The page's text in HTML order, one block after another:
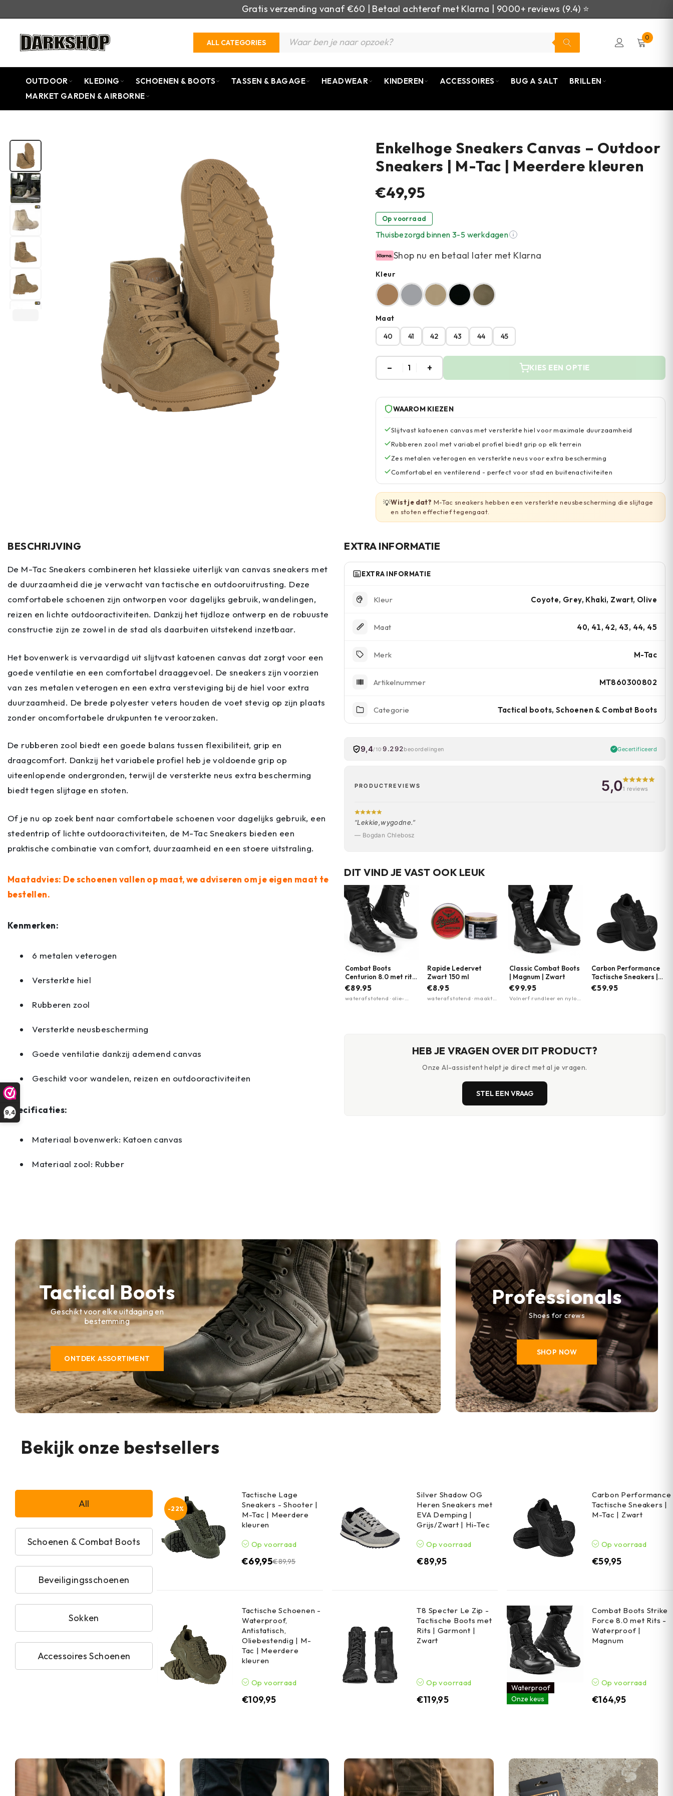
9,4
Gratis verzending vanaf €60 | Betaal achteraf met Klarna | 9000+ reviews (9.4) ⭐
ALL CATEGORIES
0
OUTDOOR KLEDING SCHOENEN & BOOTS TASSEN & BAGAGE HEADWEAR KINDEREN ACCESSOIRES BUG A SALT
BRILLEN
MARKET GARDEN & AIRBORNE
Enkelhoge Sneakers Canvas – Outdoor
Sneakers | M-Tac | Meerdere kleuren
€49,95
Op voorraad
Thuisbezorgd binnen 3-5 werkdagen
Shop nu en betaal later met Klarna
Kleur
Maat
40
41 42 43 44 45
– 1 + KIES EEN OPTIE
WAAROM KIEZEN
Slijtvast katoenen canvas met versterkte hiel voor maximale duurzaamheid
Rubberen zool met variabel profiel biedt grip op elk terrein
Zes metalen veterogen en versterkte neus voor extra bescherming
Comfortabel en ventilerend - perfect voor stad en buitenactiviteiten
💡Wist je dat? M-Tac sneakers hebben een versterkte neusbescherming die slijtage
en stoten effectief tegengaat.
BESCHRIJVING
De M-Tac Sneakers combineren het klassieke uiterlijk van canvas sneakers met
de duurzaamheid die je verwacht van tactische en outdooruitrusting. Deze
comfortabele schoenen zijn ontworpen voor dagelijks gebruik, wandelingen,
reizen en lichte outdooractiviteiten. Dankzij het tijdloze ontwerp en de robuuste
constructie zijn ze zowel in de stad als daarbuiten uitstekend inzetbaar.
Het bovenwerk is vervaardigd uit slijtvast katoenen canvas dat zorgt voor een
goede ventilatie en een comfortabel draaggevoel. De sneakers zijn voorzien
van zes metalen veterogen en een extra versteviging bij de hiel voor extra
duurzaamheid. De brede polyester veters houden de voet stevig op zijn plaats
zonder oncomfortabele drukpunten te veroorzaken.
De rubberen zool biedt een goede balans tussen flexibiliteit, grip en
draagcomfort. Dankzij het variabele profiel heb je voldoende grip op
uiteenlopende ondergronden, terwijl de versterkte neus extra bescherming
biedt tegen slijtage en stoten.
Of je nu op zoek bent naar comfortabele schoenen voor dagelijks gebruik, een
stedentrip of lichte outdooractiviteiten, de M-Tac Sneakers bieden een
praktische combinatie van comfort, duurzaamheid en een stoere uitstraling.
Maatadvies: De schoenen vallen op maat, we adviseren om je eigen maat te
bestellen.
Kenmerken:
6 metalen veterogen
Versterkte hiel
Rubberen zool
Versterkte neusbescherming
Goede ventilatie dankzij ademend canvas
Geschikt voor wandelen, reizen en outdooractiviteiten
Specificaties:
Materiaal bovenwerk: Katoen canvas
Materiaal zool: Rubber
EXTRA INFORMATIE
EXTRA INFORMATIE
Kleur Coyote, Grey, Khaki, Zwart, Olive
Maat 40, 41, 42, 43, 44, 45
Merk M-Tac
Artikelnummer MT860300802
Categorie Tactical boots, Schoenen & Combat Boots
9,4/10 9.292beoordelingen Gecertificeerd
PRODUCTREVIEWS 5,01 reviews
“Lekkie,wygodne.”
— Bogdan Chlebosz
DIT VIND JE VAST OOK LEUK
Combat Boots
Centurion 8.0 met rits
- Waterafstotend &
Magnum
€89.95
waterafstotend · olie-
Rapide Ledervet
Zwart 150 ml
€8.95
waterafstotend · maakt
Classic Combat Boots
| Magnum | Zwart
€99.95
Volnerf rundleer en nylon
Carbon Performance
Tactische Sneakers |
M-Tac | Zwart
€59.95
HEB JE VRAGEN OVER DIT PRODUCT?
Onze AI-assistent helpt je direct met al je vragen.
STEL EEN VRAAG
Tactical Boots
Geschikt voor elke uitdaging en
bestemming
ONTDEK ASSORTIMENT
Professionals
Shoes for crews
SHOP NOW
Bekijk onze bestsellers
All
Schoenen & Combat Boots
Beveiligingsschoenen
Sokken
Accessoires Schoenen
-22%
Tactische Lage
Sneakers - Shooter |
M-Tac | Meerdere
kleuren
Op voorraad
€89,95
€69,95
Silver Shadow OG
Heren Sneakers met
EVA Demping |
Grijs/Zwart | Hi-Tec
Op voorraad
€89,95
Carbon Performance
Tactische Sneakers |
M-Tac | Zwart
Op voorraad
€59,95
Tactische Schoenen -
Waterproof,
Antistatisch,
Oliebestendig | M-
Tac | Meerdere
kleuren
Op voorraad
€109,95
T8 Specter Le Zip -
Tactische Boots met
Rits | Garmont |
Zwart
Op voorraad
€119,95
Waterproof
Onze keus
Combat Boots Strike
Force 8.0 met Rits -
Waterproof |
Magnum
Op voorraad
€164,95